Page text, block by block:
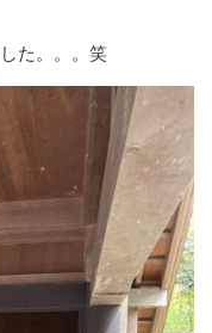
た。。。笑